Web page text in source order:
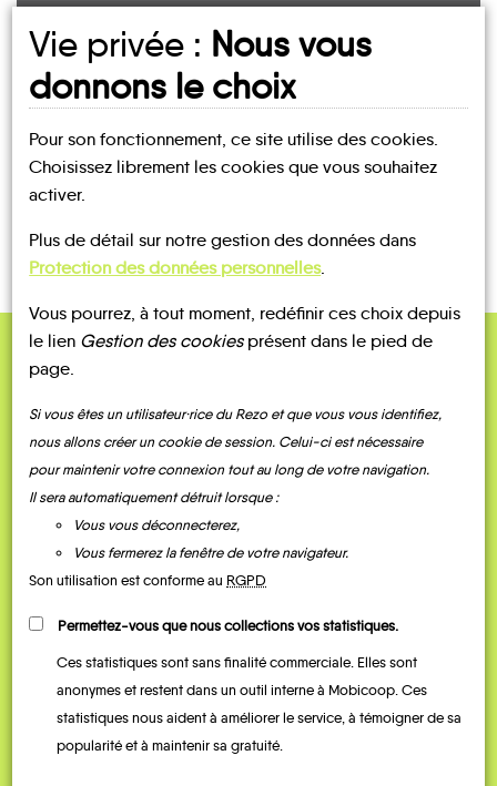
UN AVIS, UN TÉMOIGNAGE
À PARTAGER ?
QUELQUES
Témoignages
Je vais bosser en train, mais le
parking de la gare est toujours
complet alors j’ai testé Rezo
Pouce. Comme ça marche
Vie privée : Nous vous
donnons le choix
Pour son fonctionnement, ce site utilise des cookies.
Choisissez librement les cookies que vous souhaitez
activer.
Plus de détail sur notre gestion des données dans
Protection des données personnelles.
Vous pourrez, à tout moment, redéfinir ces choix depuis
le lien Gestion des cookiesprésent dans le pied de
page.
Si vous êtes un utilisateur·rice du Rezo et que vous vous identifiez,
nous allons créer un cookie de session. Celui-ci est nécessaire
pour maintenir votre connexion tout au long de votre navigation.
Il sera automatiquement détruit lorsque :
Vous vous déconnecterez,
Vous fermerez la fenêtre de votre navigateur.
Son utilisation est conforme au RGPD
Permettez-vous que nous collections vos statistiques.
Ces statistiques sont sans finalité commerciale. Elles sont
anonymes et restent dans un outil interne à Mobicoop. Ces
statistiques nous aident à améliorer le service, à témoigner de sa
popularité et à maintenir sa gratuité.